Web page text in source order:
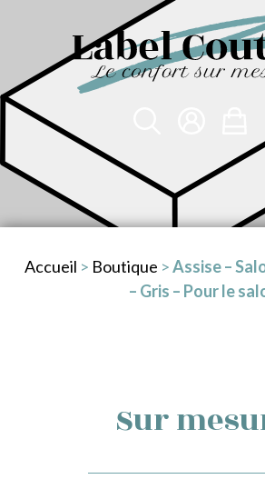
Accueil > Boutique >Assise –
– Gris – Pour le
Sur